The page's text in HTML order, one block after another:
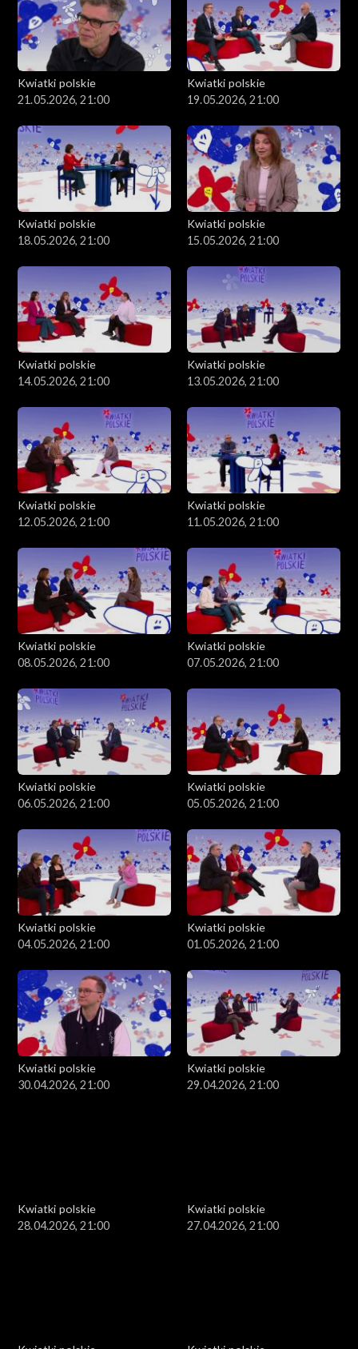
Kwiatki polskie
21.05.2026, 21:00
Kwiatki polskie
19.05.2026, 21:00
Kwiatki polskie
18.05.2026, 21:00
Kwiatki polskie
15.05.2026, 21:00
Kwiatki polskie
14.05.2026, 21:00
Kwiatki polskie
13.05.2026, 21:00
Kwiatki polskie
12.05.2026, 21:00
Kwiatki polskie
11.05.2026, 21:00
Kwiatki polskie
08.05.2026, 21:00
Kwiatki polskie
07.05.2026, 21:00
Kwiatki polskie
06.05.2026, 21:00
Kwiatki polskie
05.05.2026, 21:00
Kwiatki polskie
04.05.2026, 21:00
Kwiatki polskie
01.05.2026, 21:00
Kwiatki polskie
30.04.2026, 21:00
Kwiatki polskie
29.04.2026, 21:00
Kwiatki polskie
28.04.2026, 21:00
Kwiatki polskie
27.04.2026, 21:00